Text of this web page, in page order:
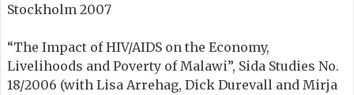
Stockholm 2007
“The Impact of HIV/AIDS on the Economy,
Livelihoods and Poverty of Malawi”, Sida Studies No.
18/2006 (with Lisa Arrehag, Dick Durevall and Mirja